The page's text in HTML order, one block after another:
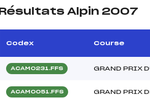
Résultats Alpin 2007
Codex Course
ACAM0231.FFS GRAND PRIX
ACAM0051.FFS GRAND PRIX